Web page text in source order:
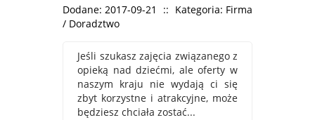
Dodane: 2017-09-21 :: Kategoria: Firma
/ Doradztwo
Jeśli szukasz zajęcia związanego z
opieką nad dziećmi, ale oferty w
naszym kraju nie wydają ci się
zbyt korzystne i atrakcyjne, może
będziesz chciała zostać...